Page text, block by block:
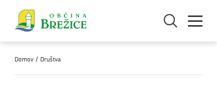
Odpri iskanjeOdpri meni
Domov / Društva